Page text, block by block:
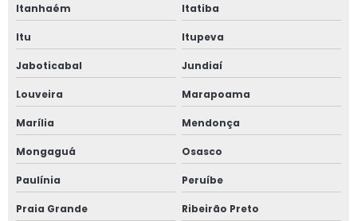
Itanhaém Itatiba
Itu Itupeva
Jaboticabal Jundiaí
Louveira Marapoama
Marília Mendonça
Mongaguá Osasco
Paulínia Peruíbe
Praia Grande Ribeirão Preto